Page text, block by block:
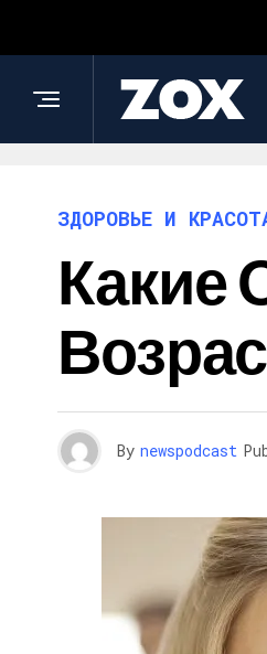
ЗДОРОВЬЕ И
Какие
By newspodcast